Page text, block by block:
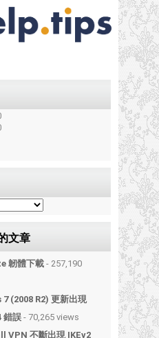
文章
韌體下載 - 257,190
(2008 R2) 更新出現
錯誤- 70,265 views
VPN 不斷出現 IKEv2